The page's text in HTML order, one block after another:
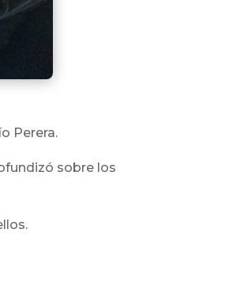
Perera.
sobre los